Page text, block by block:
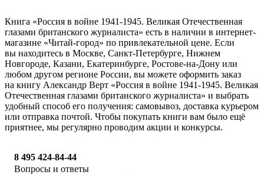
Книга «Россия в войне 1941-1945. Великая Отечественная
глазами британского журналиста» есть в наличии в интернет-
магазине «Читай-город» по привлекательной цене. Если
вы находитесь в Москве, Санкт-Петербурге, Нижнем
Новгороде, Казани, Екатеринбурге, Ростове-на-Дону или
любом другом регионе России, вы можете оформить заказ
на книгу Александр Верт «Россия в войне 1941-1945. Великая
Отечественная глазами британского журналиста» и выбрать
удобный способ его получения: самовывоз, доставка курьером
или отправка почтой. Чтобы покупать книги вам было ещё
приятнее, мы регулярно проводим акции и конкурсы.
8 495 424-84-44
Вопросы и ответы